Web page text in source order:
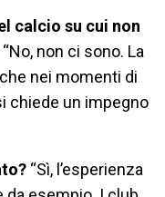
calcio su cui non
“No, non ci sono. La
nei momenti di
chiede un impegno
“Sì, l’esperienza